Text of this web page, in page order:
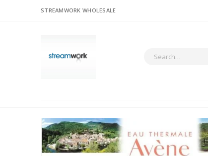
STREAMWORK WHOLESALE